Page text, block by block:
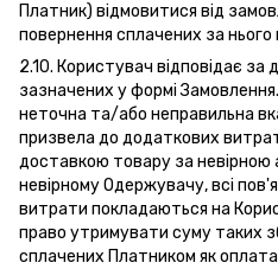
Платник) відмовитися від
повернення сплачених за
2.10. Користувач відповідає за
зазначених у формі
неточна та/або неправильна
призвела до додаткових
доставкою товару за
невірному Одержувачу, всі
витрати покладаються на
право утримувати суму таких
сплачених Платником як